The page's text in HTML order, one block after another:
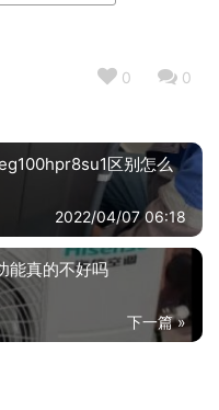
0 0
区别怎么
2022/04/07 06:18
能真的不好吗
下一篇 »